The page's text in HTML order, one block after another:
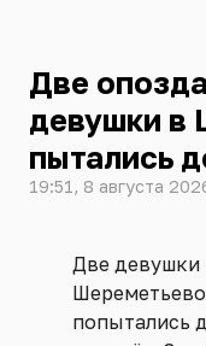
Две
девушки в
пытались
19:51, 8 августа
Две девушки
попытались